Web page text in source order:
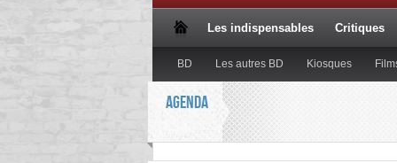
Les indispensables Critiques
BD Les autres BD Kiosques
AGENDA